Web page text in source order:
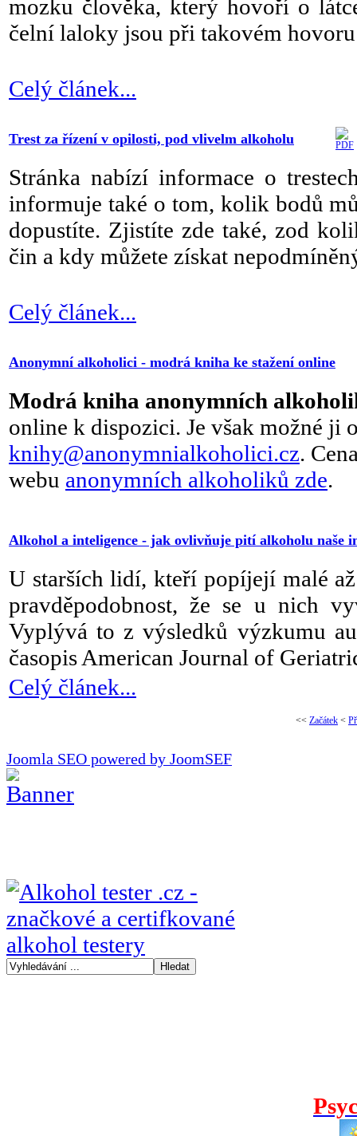
mozku člověka, který hovoří o
čelní laloky jsou při takovém
Celý článek...
Trest za řízení v opilosti, pod vlivelm alkoholu
Stránka nabízí informace o
informuje také o tom, kolik bodů
dopustíte. Zjistíte zde také, zod
čin a kdy můžete získat
Celý článek...
Anonymní alkoholici - modrá kniha ke stažení online
Modrá kniha anonymních
online k dispozici. Je však možné ji
knihy@anonymnialkoholici.cz.
webu anonymních alkoholiků zde.
Alkohol a inteligence - jak ovlivňuje pití alkoholu naše
U starších lidí, kteří popíjejí malé
pravděpodobnost, že se u nich
Vyplývá to z výsledků výzkumu
časopis American Journal of
Celý článek...
<< Začátek <
Joomla SEO powered by JoomSEF